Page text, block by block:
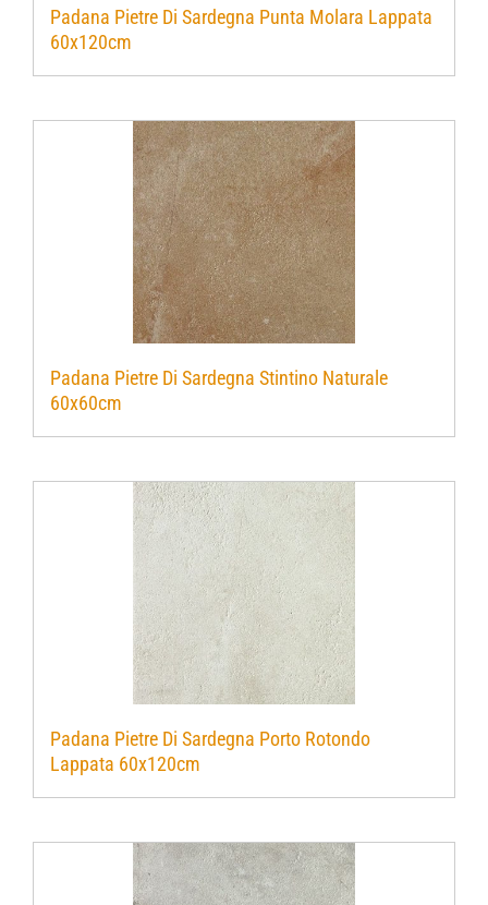
Padana Pietre Di Sardegna Punta Molara Lappata
60x120cm
Padana Pietre Di Sardegna Stintino Naturale
60x60cm
Padana Pietre Di Sardegna Porto Rotondo
Lappata 60x120cm